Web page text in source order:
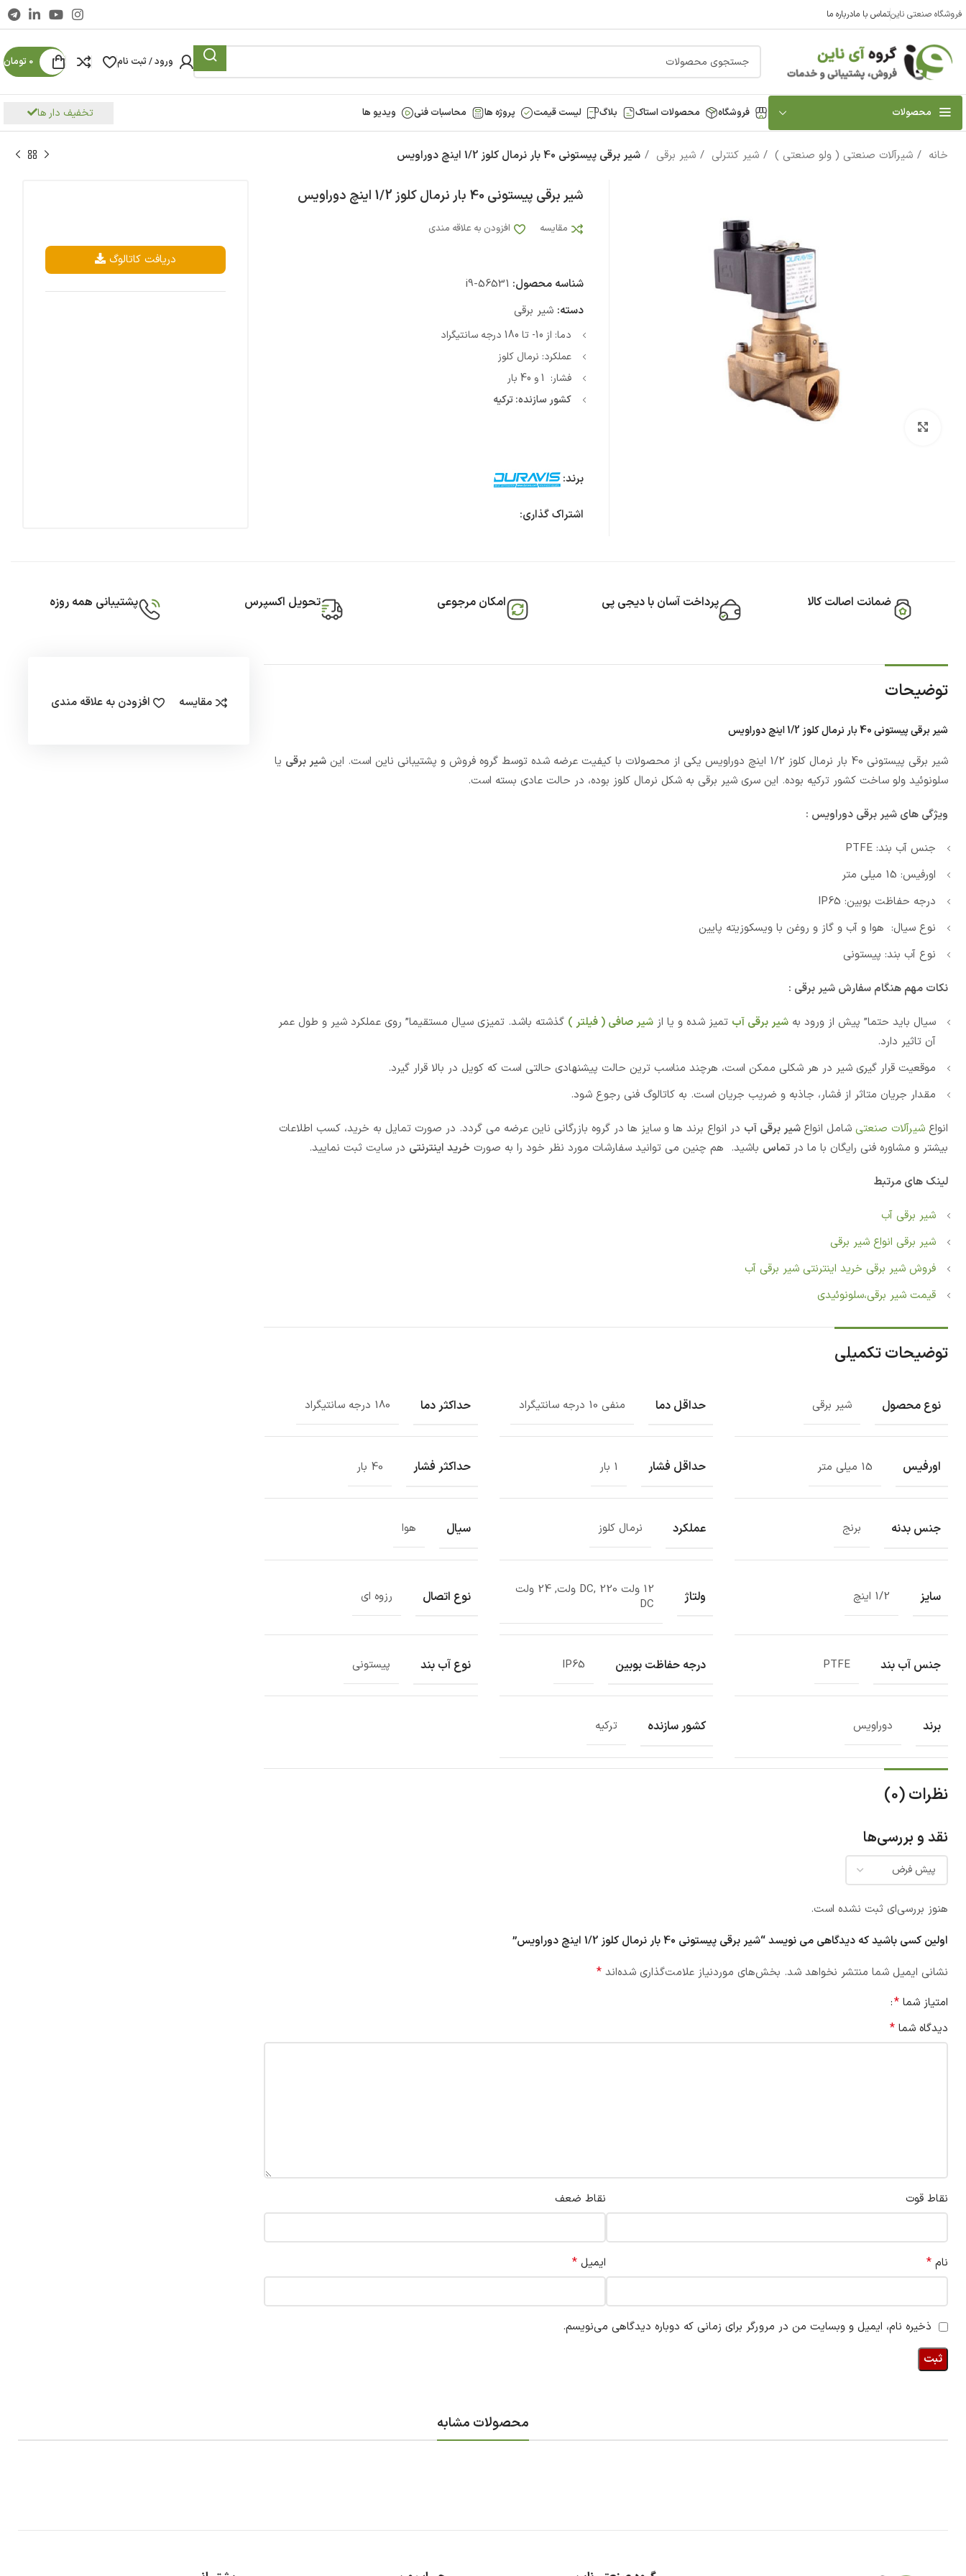
فروشگاه صنعتی ناینتماس با مادرباره ما
ورود / ثبت نام 0 تومان
محصولات فروشگاه محصولات استاک بلاگ لیست قیمت پروژه ها محاسبات فنی ویدیو ها تخفیف دار ها
خانه شیرآلات صنعتی ( ولو صنعتی ) شیر کنترلی شیر برقی شیر برقی پیستونی 40 بار نرمال کلوز 1/2 اینچ دوراویس
شیر برقی پیستونی 40 بار نرمال کلوز 1/2 اینچ دوراویس
مقایسه افزودن به علاقه مندی
شناسه محصول: i9-56531
دسته: شیر برقی
دما: از 10- تا 180 درجه سانتیگراد
عملکرد: نرمال کلوز
فشار: 1 و 40 بار
کشور سازنده: ترکیه
برند:
اشتراک گذاری:
دریافت کاتالوگ
ضمانت اصالت کالا پرداخت آسان با دیجی پی امکان مرجوعی تحویل اکسپرس پشتیبانی همه روزه
توضیحات
شیر برقی پیستونی 40 بار نرمال کلوز 1/2 اینچ دوراویس
شیر برقی پیستونی 40 بار نرمال کلوز 1/2 اینچ دوراویس یکی از محصولات با کیفیت عرضه شده توسط گروه فروش و پشتیبانی ناین است. این شیر برقی یا
سلونوئید ولو ساخت کشور ترکیه بوده. این سری شیر برقی به شکل نرمال کلوز بوده، در حالت عادی بسته است.
ویژگی های شیر برقی دوراویس :
جنس آب بند: PTFE
اورفیس: 15 میلی متر
درجه حفاظت بوبین: IP65
نوع سیال: هوا و آب و گاز و روغن با ویسکوزیته پایین
نوع آب بند: پیستونی
نکات مهم هنگام سفارش شیر برقی :
سیال باید حتما” پیش از ورود به شیر برقی آب تمیز شده و یا از شیر صافی ( فیلتر ) گذشته باشد. تمیزی سیال مستقیما” روی عملکرد شیر و طول عمر
آن تاثیر دارد.
موقعیت قرار گیری شیر در هر شکلی ممکن است، هرچند مناسب ترین حالت پیشنهادی حالتی است که کویل در بالا قرار گیرد.
مقدار جریان متاثر از فشار، جاذبه و ضریب جریان است. به کاتالوگ فنی رجوع شود.
انواع شیرآلات صنعتی شامل انواع شیر برقی آب در انواع برند ها و سایز ها در گروه بازرگانی ناین عرضه می گردد. در صورت تمایل به خرید، کسب اطلاعات
بیشتر و مشاوره فنی رایگان با ما در تماس باشید. هم چنین می توانید سفارشات مورد نظر خود را به صورت خرید اینترنتی در سایت ثبت نمایید.
لینک های مرتبط
شیر برقی آب
شیر برقی انواع شیر برقی
فروش شیر برقی خرید اینترنتی شیر برقی آب
قیمت شیر برقی،سلونوئیدی‏
توضیحات تکمیلی
نوع محصول شیر برقی حداقل دما منفی 10 درجه سانتیگراد حداکثر دما 180 درجه سانتیگراد
اورفیس 15 میلی متر حداقل فشار 1 بار حداکثر فشار 40 بار
جنس بدنه برنج عملکرد نرمال کلوز سیال هوا
سایز 1/2 اینچ ولتاژ
12 ولت DC, 220 ولت, 24 ولت
DC
نوع اتصال رزوه ای
جنس آب بند PTFE درجه حفاظت بوبین IP65 نوع آب بند پیستونی
برند دوراویس کشور سازنده ترکیه
نظرات (0)
نقد و بررسی‌ها
هنوز بررسی‌ای ثبت نشده است.
اولین کسی باشید که دیدگاهی می نویسد “شیر برقی پیستونی 40 بار نرمال کلوز 1/2 اینچ دوراویس”
نشانی ایمیل شما منتشر نخواهد شد. بخش‌های موردنیاز علامت‌گذاری شده‌اند *
امتیاز شما *
دیدگاه شما *
نقاط قوت نقاط ضعف
نام * ایمیل *
ذخیره نام، ایمیل و وبسایت من در مرورگر برای زمانی که دوباره دیدگاهی می‌نویسم.
مقایسه افزودن به علاقه مندی
محصولات مشابه